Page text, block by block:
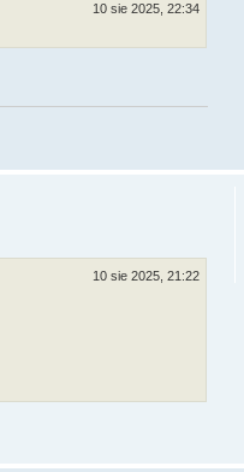
10 sie 2025, 22:34
10 sie 2025, 21:22